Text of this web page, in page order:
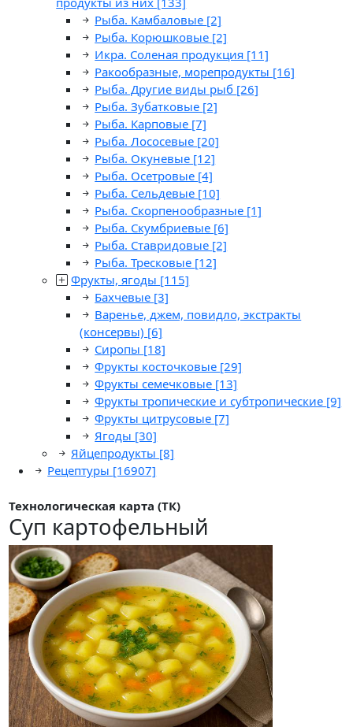
Рыба. Камбаловые [2]
Рыба. Корюшковые [2]
Икра. Соленая продукция [11]
Ракообразные, морепродукты [16]
Рыба. Другие виды рыб [26]
Рыба. Зубатковые [2]
Рыба. Карповые [7]
Рыба. Лососевые [20]
Рыба. Окуневые [12]
Рыба. Осетровые [4]
Рыба. Сельдевые [10]
Рыба. Скорпенообразные [1]
Рыба. Скумбриевые [6]
Рыба. Ставридовые [2]
Рыба. Тресковые [12]
Фрукты, ягоды [115]
Бахчевые [3]
Варенье, джем, повидло, экстракты
(консервы) [6]
Сиропы [18]
Фрукты косточковые [29]
Фрукты семечковые [13]
Фрукты тропические и субтропические [9]
Фрукты цитрусовые [7]
Ягоды [30]
Яйцепродукты [8]
Рецептуры [16907]
Технологическая карта (ТК)
Суп картофельный